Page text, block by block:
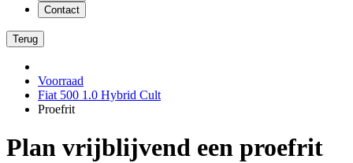
Contact
Terug
Voorraad
Fiat 500 1.0 Hybrid Cult
Proefrit
Plan vrijblijvend een proefrit